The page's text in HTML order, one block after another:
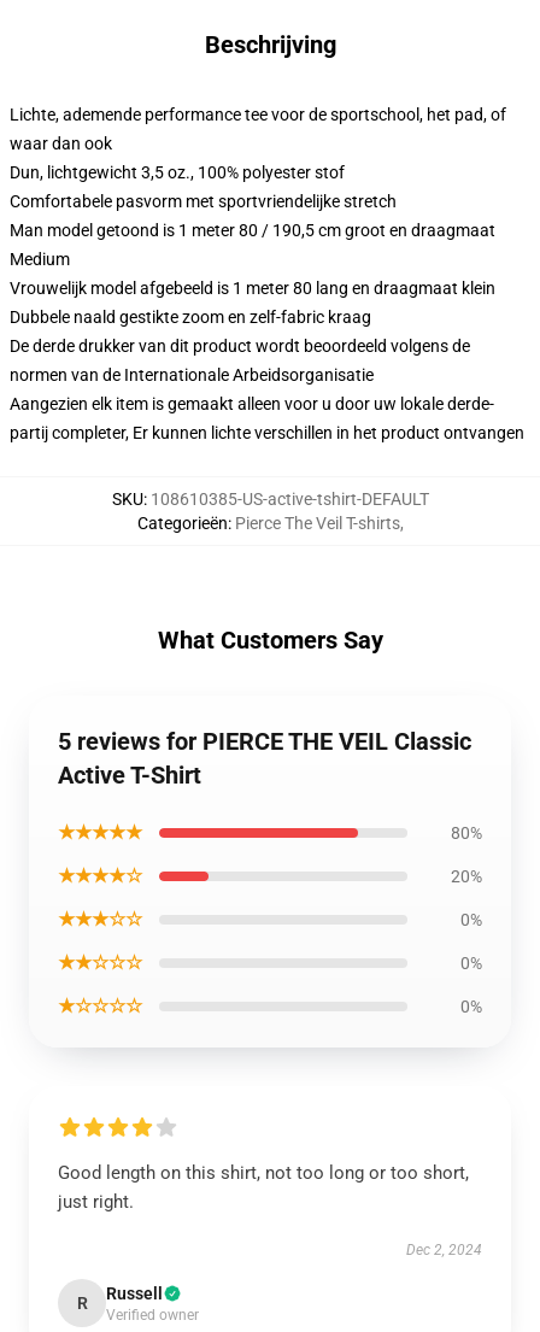
Beschrijving
Lichte, ademende performance tee voor de sportschool, het pad, of
waar dan ook
Dun, lichtgewicht 3,5 oz., 100% polyester stof
Comfortabele pasvorm met sportvriendelijke stretch
Man model getoond is 1 meter 80 / 190,5 cm groot en draagmaat
Medium
Vrouwelijk model afgebeeld is 1 meter 80 lang en draagmaat klein
Dubbele naald gestikte zoom en zelf-fabric kraag
De derde drukker van dit product wordt beoordeeld volgens de
normen van de Internationale Arbeidsorganisatie
Aangezien elk item is gemaakt alleen voor u door uw lokale derde-
partij completer, Er kunnen lichte verschillen in het product ontvangen
SKU: 108610385-US-active-tshirt-DEFAULT
Categorieën: Pierce The Veil T-shirts,
What Customers Say
5 reviews for PIERCE THE VEIL Classic
Active T-Shirt
★★★★★ 80%
★★★★☆ 20%
★★★☆☆ 0%
★★☆☆☆ 0%
★☆☆☆☆ 0%
Good length on this shirt, not too long or too short,
just right.
Dec 2, 2024
R Russell
Verified owner